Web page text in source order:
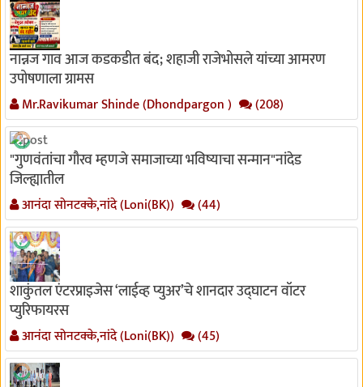
नान्नज गाव आज कडकडीत बंद; शहाजी राजेभोसले यांच्या आमरण
उपोषणाला ग्रामस
Mr.Ravikumar Shinde (Dhondpargon ) (208)
"गुणवंतांचा गौरव म्हणजे समाजाच्या भविष्याचा सन्मान"नांदेड
जिल्ह्यातील
आनंदा सोनटक्के,नांदे (Loni(BK)) (44)
शाकुंतल एंटरप्राइजेस ‘लाईव्ह प्युअर’चे शानदार उद्घाटन वॉटर
प्युरिफायरस
आनंदा सोनटक्के,नांदे (Loni(BK)) (45)